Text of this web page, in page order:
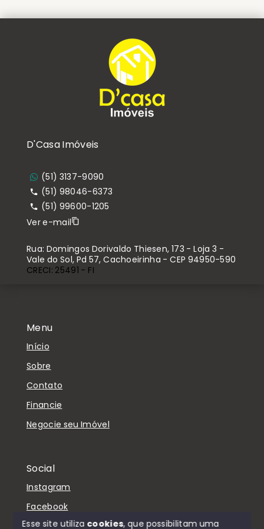
Menu
Início
Sobre
Contato
Financie
Negocie seu Imóvel
Social
Instagram
Facebook
D'Casa Imóveis
(51) 3137-9090
(51) 98046-6373
(51) 99600-1205
Ver e-mail
Rua: Domingos Dorivaldo Thiesen, 173 - Loja 3 -
Vale do Sol, Pd 57, Cachoeirinha - CEP 94950-590
CRECI: 25491 - FI
Esse site utiliza cookies, que possibilitam uma